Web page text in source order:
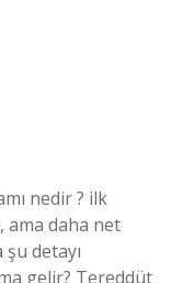
nedir ? ilk
ama daha net
detayı
gelir? Tereddüt